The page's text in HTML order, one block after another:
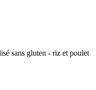
sans gluten - riz et poulet